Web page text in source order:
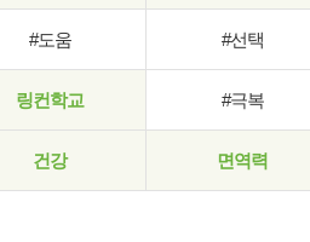
#도움 #선택
링컨학교 #극복
건강 면역력